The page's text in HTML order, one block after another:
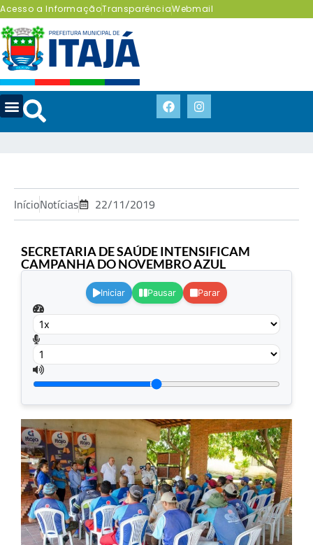
Acesso a InformaçãoTransparênciaWebmail
InícioNotícias 22/11/2019
SECRETARIA DE SAÚDE INTENSIFICAM
CAMPANHA DO NOVEMBRO AZUL
Iniciar Pausar Parar